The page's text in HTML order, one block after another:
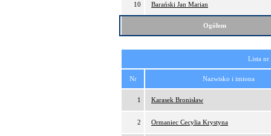
10 Barański Jan Marian
Ogółem
Lista
Nr Nazwisko i imiona
1 Karasek Bronisław
2 Ormaniec Cecylia Krystyna